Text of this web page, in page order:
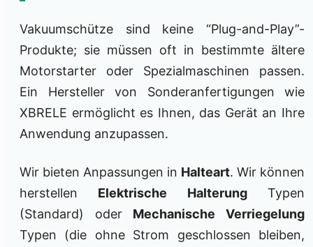
Vakuumschütze sind keine “Plug-and-Play”-
Produkte; sie müssen oft in bestimmte ältere
Motorstarter oder Spezialmaschinen passen.
Ein Hersteller von Sonderanfertigungen wie
XBRELE ermöglicht es Ihnen, das Gerät an Ihre
Anwendung anzupassen.
Wir bieten Anpassungen in Halteart. Wir können
herstellen Elektrische HalterungTypen
(Standard) oder Mechanische Verriegelung
Typen (die ohne Strom geschlossen bleiben,